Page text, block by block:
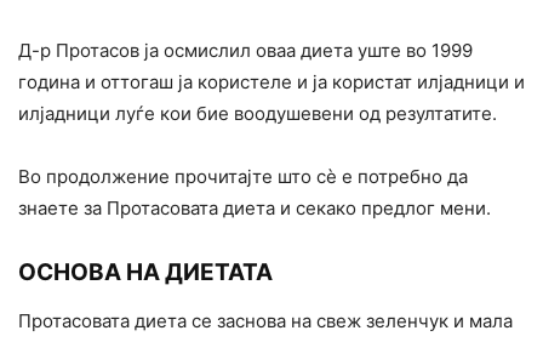
Д-р Протасов ја осмислил оваа диета уште во 1999
година и оттогаш ја користеле и ја користат илјадници и
илјадници луѓе кои бие воодушевени од резултатите.
Во продолжение прочитајте што сè е потребно да
знаете за Протасовата диета и секако предлог мени.
ОСНОВА НА ДИЕТАТА
Протасовата диета се заснова на свеж зеленчук и мала